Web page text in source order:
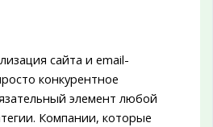
сайта и email-
конкурентное
элемент любой
Компании, которые